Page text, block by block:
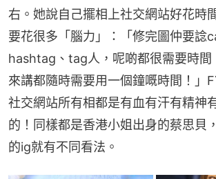
右。她說自己擺相上社交網站好花時
要花很多「腦力」：「修完圖仲要諗
hashtag、tag人，呢啲都很需要時
來講都隨時需要用一個鐘嘅時間！」
社交網站所有相都是有血有汗有精神
的！同樣都是香港小姐出身的蔡思貝
的ig就有不同看法。